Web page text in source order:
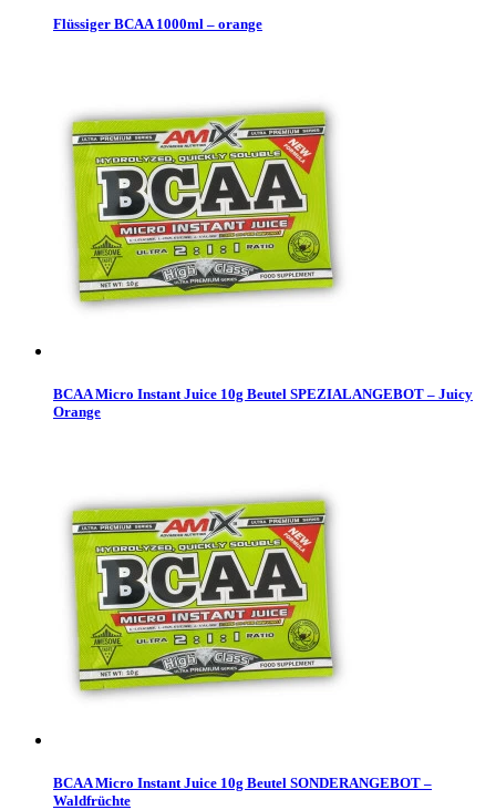
Flüssiger BCAA 1000ml – orange
BCAA Micro Instant Juice 10g Beutel SPEZIALANGEBOT – Juicy
Orange
BCAA Micro Instant Juice 10g Beutel SONDERANGEBOT –
Waldfrüchte